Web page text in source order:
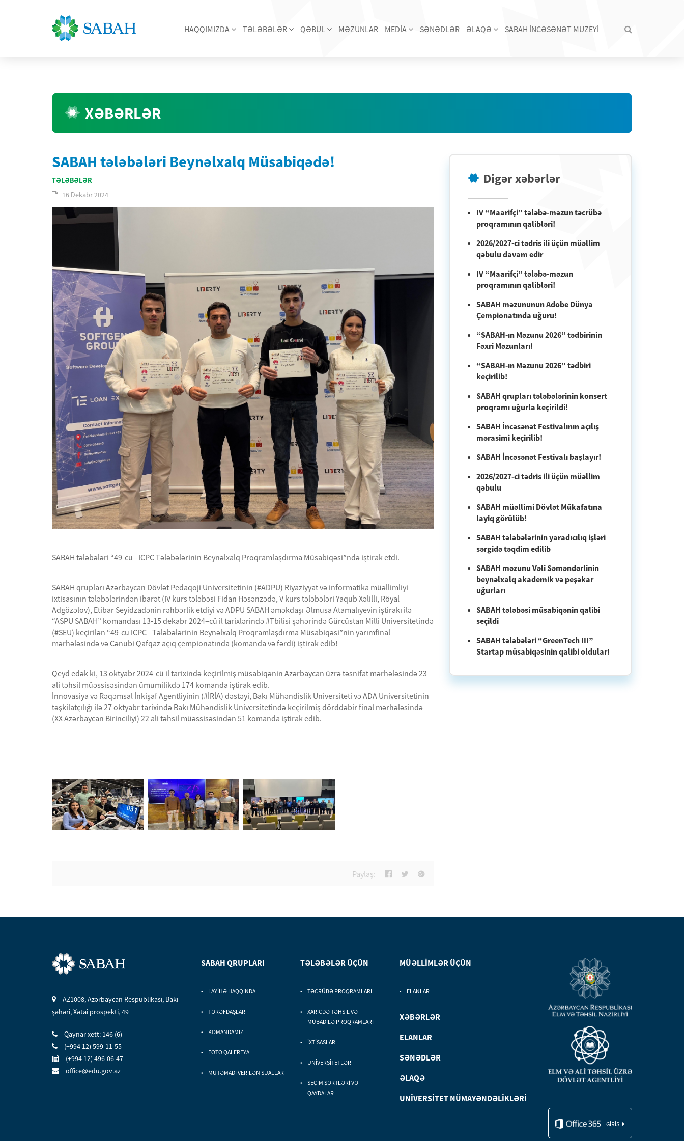
HAQQIMIZDA TƏLƏBƏLƏR QƏBUL MƏZUNLAR MEDİA SƏNƏDLƏR ƏLAQƏ SABAH İNCƏSƏNƏT MUZEYİ
XƏBƏRLƏR
SABAH tələbələri Beynəlxalq Müsabiqədə!
TƏLƏBƏLƏR
16 Dekabr 2024
SABAH tələbələri “49-cu - ICPC Tələbələrinin Beynəlxalq Proqramlaşdırma Müsabiqəsi”ndə iştirak etdi.
SABAH qrupları Azərbaycan Dövlət Pedaqoji Universitetinin (#ADPU) Riyaziyyat və informatika müəllimliyi
ixtisasının tələbələrindən ibarət (IV kurs tələbəsi Fidan Həsənzədə, V kurs tələbələri Yaqub Xəlilli, Röyal
Adgözəlov), Etibar Seyidzadənin rəhbərlik etdiyi və ADPU SABAH əməkdaşı Əlmusa Atamalıyevin iştirakı ilə
“ASPU SABAH” komandası 13-15 dekabr 2024–cü il tarixlərində #Tbilisi şəhərində Gürcüstan Milli Universitetində
(#SEU) keçirilən “49-cu ICPC - Tələbələrinin Beynəlxalq Proqramlaşdırma Müsabiqəsi”nin yarımfinal
mərhələsində və Cənubi Qafqaz açıq çempionatında (komanda və fərdi) iştirak edib!
Qeyd edək ki, 13 oktyabr 2024-cü il tarixində keçirilmiş müsabiqənin Azərbaycan üzrə təsnifat mərhələsində 23
ali təhsil müəssisəsindən ümumilikdə 174 komanda iştirak edib.
İnnovasiya və Rəqəmsal İnkişaf Agentliyinin (#İRİA) dəstəyi, Bakı Mühəndislik Universiteti və ADA Universitetinin
təşkilatçılığı ilə 27 oktyabr tarixində Bakı Mühəndislik Universitetində keçirilmiş dörddəbir final mərhələsində
(XX Azərbaycan Birinciliyi) 22 ali təhsil müəssisəsindən 51 komanda iştirak edib.
Paylaş:
Digər xəbərlər
IV “Maarifçi” tələbə-məzun təcrübə
proqramının qalibləri!
2026/2027-ci tədris ili üçün müəllim
qəbulu davam edir
IV “Maarifçi” tələbə-məzun
proqramının qalibləri!
SABAH məzununun Adobe Dünya
Çempionatında uğuru!
“SABAH-ın Məzunu 2026” tədbirinin
Fəxri Məzunları!
“SABAH-ın Məzunu 2026” tədbiri
keçirilib!
SABAH qrupları tələbələrinin konsert
proqramı uğurla keçirildi!
SABAH İncəsənət Festivalının açılış
mərasimi keçirilib!
SABAH İncəsənət Festivalı başlayır!
2026/2027-ci tədris ili üçün müəllim
qəbulu
SABAH müəllimi Dövlət Mükafatına
layiq görülüb!
SABAH tələbələrinin yaradıcılıq işləri
sərgidə təqdim edilib
SABAH məzunu Vəli Səməndərlinin
beynəlxalq akademik və peşəkar
uğurları
SABAH tələbəsi müsabiqənin qalibi
seçildi
SABAH tələbələri “GreenTech III”
Startap müsabiqəsinin qalibi oldular!
AZ1008, Azərbaycan Respublikası, Bakı
şəhəri, Xətai prospekti, 49
Qaynar xett: 146 (6)
(+994 12) 599-11-55
(+994 12) 496-06-47
office@edu.gov.az
SABAH QRUPLARI
LAYİHƏ HAQQINDA
TƏRƏFDAŞLAR
KOMANDAMIZ
FOTO QALEREYA
MÜTƏMADİ VERİLƏN SUALLAR
TƏLƏBƏLƏR ÜÇÜN
TƏCRÜBƏ PROQRAMLARI
XARİCDƏ TƏHSİL VƏ
MÜBADİLƏ PROQRAMLARI
İXTİSASLAR
UNİVERSİTETLƏR
SEÇİM ŞƏRTLƏRİ VƏ
QAYDALAR
MÜƏLLİMLƏR ÜÇÜN
ELANLAR
XƏBƏRLƏR
ELANLAR
SƏNƏDLƏR
ƏLAQƏ
UNİVERSİTET NÜMAYƏNDƏLİKLƏRİ
GIRIS